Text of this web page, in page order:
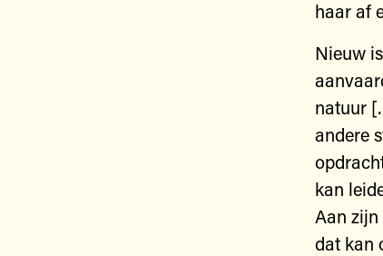
haar af
Nieuw
natuur
andere
kan
Aan
dat kan